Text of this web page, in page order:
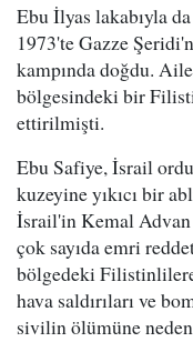
Ebu İlyas lakabıyla
1973'te Gazze
kampında doğdu.
bölgesindeki bir
ettirilmişti.
Ebu Safiye, İsrail
kuzeyine yıkıcı bir
İsrail'in Kemal
çok sayıda emri
bölgedeki
hava saldırıları ve
sivilin ölümüne